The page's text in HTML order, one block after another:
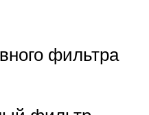
фильтра